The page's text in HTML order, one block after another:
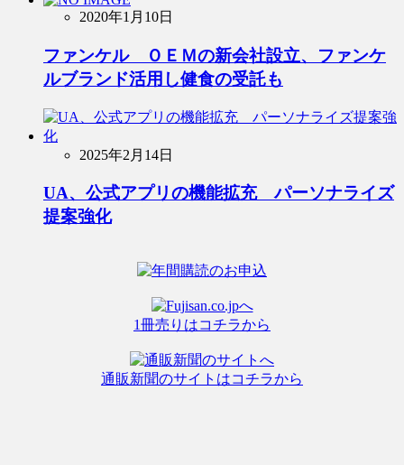
2020年1月10日
ファンケル ＯＥＭの新会社設立、ファンケ
ルブランド活用し健食の受託も
2025年2月14日
UA、公式アプリの機能拡充 パーソナライズ
提案強化
1冊売りはコチラから
通販新聞のサイトはコチラから